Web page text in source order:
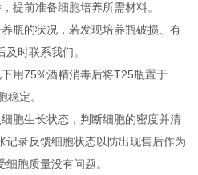
提前准备细胞培养所需材料。
瓶的状况，若发现培养瓶破损、有
时联系我们。
用75%酒精消毒后将T25瓶置于
定。
胞生长状态，判断细胞的密度并清
录反馈细胞状态以防出现售后作为
胞质量没有问题。